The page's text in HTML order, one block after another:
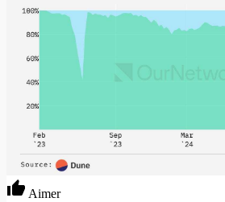
Aimer